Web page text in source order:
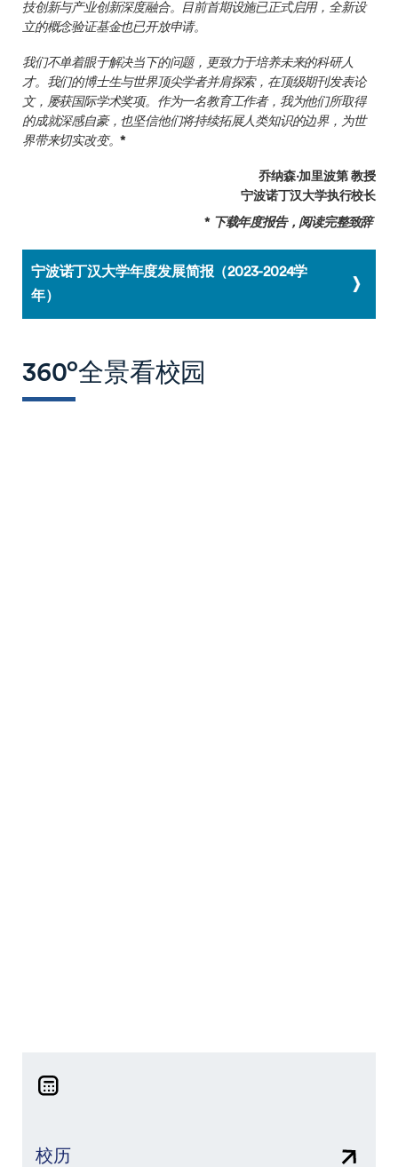
技创新与产业创新深度融合。目前首期设施已正式启用，全新设
立的概念验证基金也已开放申请。
我们不单着眼于解决当下的问题，更致力于培养未来的科研人
才。我们的博士生与世界顶尖学者并肩探索，在顶级期刊发表论
文，屡获国际学术奖项。作为一名教育工作者，我为他们所取得
的成就深感自豪，也坚信他们将持续拓展人类知识的边界，为世
界带来切实改变。*
乔纳森·加里波第 教授
宁波诺丁汉大学执行校长
* 下载年度报告，阅读完整致辞
宁波诺丁汉大学年度发展简报（2023-2024学
年）
360o全景看校园
校历